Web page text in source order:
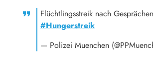
Flüchtlingsstreik nach
#Hungerstreik
— Polizei Muenchen